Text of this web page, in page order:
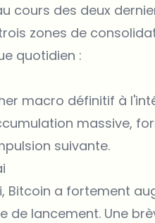
cours des deux
zones de
quotidien :
macro définitif à
massive,
suivante.
Bitcoin a fortement
lancement. Une